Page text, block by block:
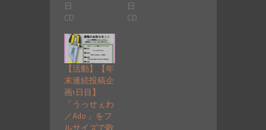
日
CD
日
CD
【活動】【年
末連続投稿企
画1日目】
「うっせぇわ
／Ado 」をフ
ルサイズで歌